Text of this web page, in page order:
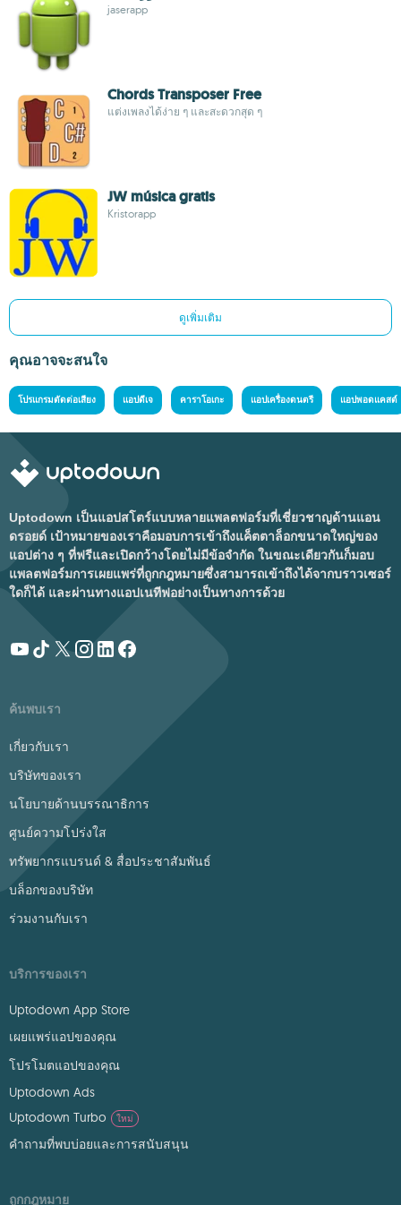
jaserapp
Chords Transposer Free
แต่งเพลงได้ง่าย ๆ และสะดวกสุด ๆ
JW música gratis
Kristorapp
ดูเพิ่มเติม
คุณอาจจะสนใจ
โปรแกรมตัดต่อเสียง แอปดีเจ คาราโอเกะ แอปเครื่องดนตรี แอปพอดแคสต์
Uptodown เป็นแอปสโตร์แบบหลายแพลตฟอร์มที่เชี่ยวชาญด้านแอน
ดรอยด์ เป้าหมายของเราคือมอบการเข้าถึงแค็ตตาล็อกขนาดใหญ่ของ
แอปต่าง ๆ ที่ฟรีและเปิดกว้างโดยไม่มีข้อจำกัด ในขณะเดียวกันก็มอบ
แพลตฟอร์มการเผยแพร่ที่ถูกกฎหมายซึ่งสามารถเข้าถึงได้จากบราวเซอร์
ใดก็ได้ และผ่านทางแอปเนทีฟอย่างเป็นทางการด้วย
ค้นพบเรา
เกี่ยวกับเรา
บริษัทของเรา
นโยบายด้านบรรณาธิการ
ศูนย์ความโปร่งใส
ทรัพยากรแบรนด์ & สื่อประชาสัมพันธ์
บล็อกของบริษัท
ร่วมงานกับเรา
บริการของเรา
Uptodown App Store
เผยแพร่แอปของคุณ
โปรโมตแอปของคุณ
Uptodown Ads
Uptodown Turbo
ใหม่
คำถามที่พบบ่อยและการสนับสนุน
ถูกกฎหมาย